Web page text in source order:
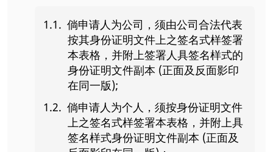
倘申请人为公司，须由公司合法代表
按其身份证明文件上之签名式样签署
本表格，并附上签署人具签名样式的
身份证明文件副本 (正面及反面影印
在同一版);
倘申请人为个人，须按身份证明文件
上之签名式样签署本表格，并附上具
签名样式身份证明文件副本 (正面及